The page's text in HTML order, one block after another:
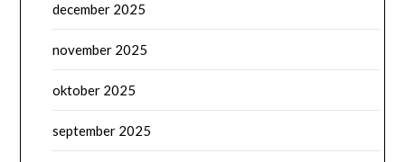
december 2025
november 2025
oktober 2025
september 2025